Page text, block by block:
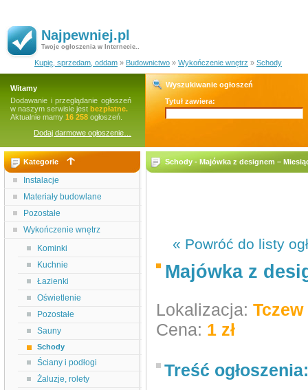
Najpewniej.pl
Twoje ogłoszenia w Internecie..
Kupię, sprzedam, oddam » Budownictwo » Wykończenie wnętrz » Schody
Witamy
Dodawanie i przeglądanie ogłoszeń
w naszym serwisie jest bezpłatne.
Aktualnie mamy 16 258 ogłoszeń.
Dodaj darmowe ogłoszenie…
Wyszukiwanie ogłoszeń
Tytuł zawiera:
Kategorie
Instalacje
Materiały budowlane
Pozostałe
Wykończenie wnętrz
Kominki
Kuchnie
Łazienki
Oświetlenie
Pozostałe
Sauny
Schody
Ściany i podłogi
Żaluzje, rolety
Schody - Majówka z designem –
« Powróć do listy
Majówka z
Lokalizacja: Tczew
Cena: 1 zł
Treść ogłoszenia: